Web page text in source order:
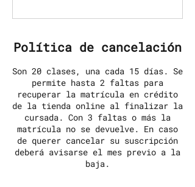
Política de cancelación
Son 20 clases, una cada 15 días. Se
permite hasta 2 faltas para
recuperar la matrícula en crédito
de la tienda online al finalizar la
cursada. Con 3 faltas o más la
matrícula no se devuelve. En caso
de querer cancelar su suscripción
deberá avisarse el mes previo a la
baja.